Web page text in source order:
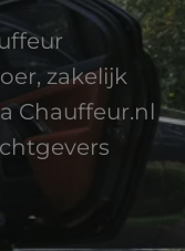
zakelijk
Chauffeur.nl